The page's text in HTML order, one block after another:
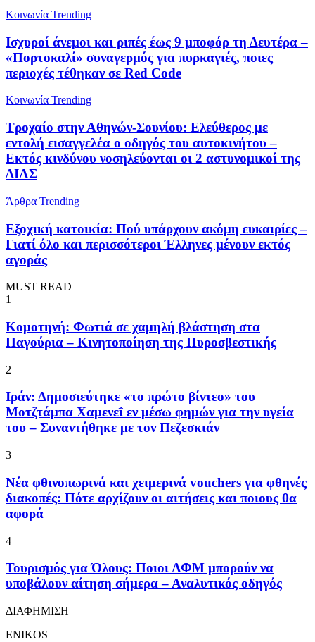
Κοινωνία Trending
Ισχυροί άνεμοι και ριπές έως 9 μποφόρ τη Δευτέρα –
«Πορτοκαλί» συναγερμός για πυρκαγιές, ποιες
περιοχές τέθηκαν σε Red Code
Κοινωνία Trending
Τροχαίο στην Αθηνών-Σουνίου: Ελεύθερος με
εντολή εισαγγελέα ο οδηγός του αυτοκινήτου –
Εκτός κινδύνου νοσηλεύονται οι 2 αστυνομικοί της
ΔΙΑΣ
Άρθρα Trending
Εξοχική κατοικία: Πού υπάρχουν ακόμη ευκαιρίες –
Γιατί όλο και περισσότεροι Έλληνες μένουν εκτός
αγοράς
MUST READ
1
Κομοτηνή: Φωτιά σε χαμηλή βλάστηση στα
Παγούρια – Κινητοποίηση της Πυροσβεστικής
2
Ιράν: Δημοσιεύτηκε «το πρώτο βίντεο» του
Μοτζτάμπα Χαμενεΐ εν μέσω φημών για την υγεία
του – Συναντήθηκε με τον Πεζεσκιάν
3
Νέα φθινοπωρινά και χειμερινά vouchers για φθηνές
διακοπές: Πότε αρχίζουν οι αιτήσεις και ποιους θα
αφορά
4
Τουρισμός για Όλους: Ποιοι ΑΦΜ μπορούν να
υποβάλουν αίτηση σήμερα – Αναλυτικός οδηγός
ΔΙΑΦΗΜΙΣΗ
ENIKOS